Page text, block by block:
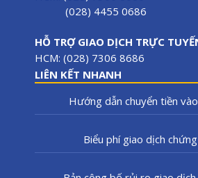
(028) 4455 0686
HỖ TRỢ GIAO DỊCH TRỰC
HCM: (028) 7306 8686
LIÊN KẾT NHANH
Hướng dẫn chuyển tiền
Biểu phí giao dịch